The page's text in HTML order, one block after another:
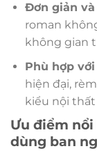
Đơn giản
roman
không gian
Phù hợp
hiện đại,
kiểu nội
Ưu điểm
dùng ban